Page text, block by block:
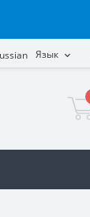
Язык